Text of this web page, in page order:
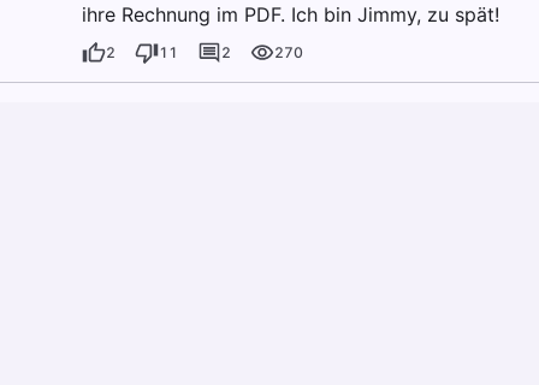
ihre Rechnung im PDF. Ich bin Jimmy, zu spät!
2 11 2 270